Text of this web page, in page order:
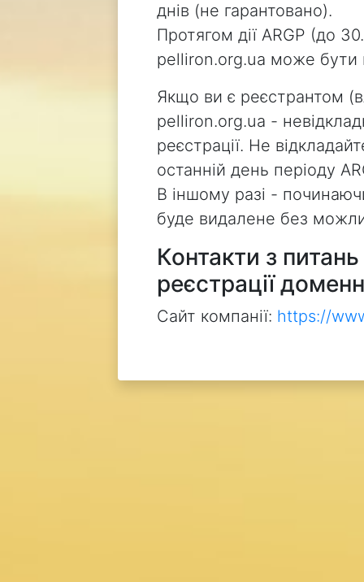
днів (не гарантовано).
Протягом дії ARGP (до
pelliron.org.ua може бути
Якщо ви є реєстрантом
pelliron.org.ua -
реєстрації. Не
останній день періоду
В іншому разі -
буде видалене без
Контакти з
реєстрації
Сайт компанії: https://